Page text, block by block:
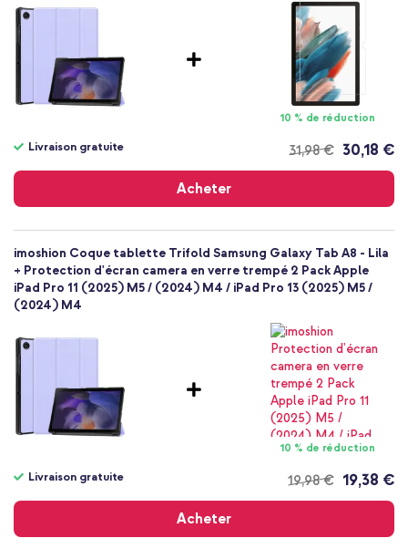
10 % de réduction
31,98 €
Livraison gratuite 30,18 €
Acheter
gratuite
imoshion Coque tablette Trifold Samsung Galaxy Tab A8 - Lila
+ Protection d'écran camera en verre trempé 2 Pack Apple
iPad Pro 11 (2025) M5 / (2024) M4 / iPad Pro 13 (2025) M5 /
(2024) M4
10 % de réduction
19,98 €
Livraison gratuite 19,38 €
Acheter
gratuite